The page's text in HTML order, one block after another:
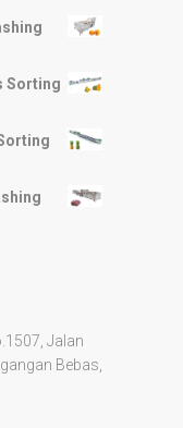
Sorting
Jalan
Bebas,